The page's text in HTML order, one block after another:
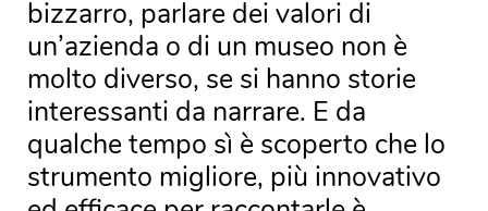
bizzarro, parlare dei valori di
un’azienda o di un museo non è
molto diverso, se si hanno storie
interessanti da narrare. E da
qualche tempo sì è scoperto che lo
strumento migliore, più innovativo